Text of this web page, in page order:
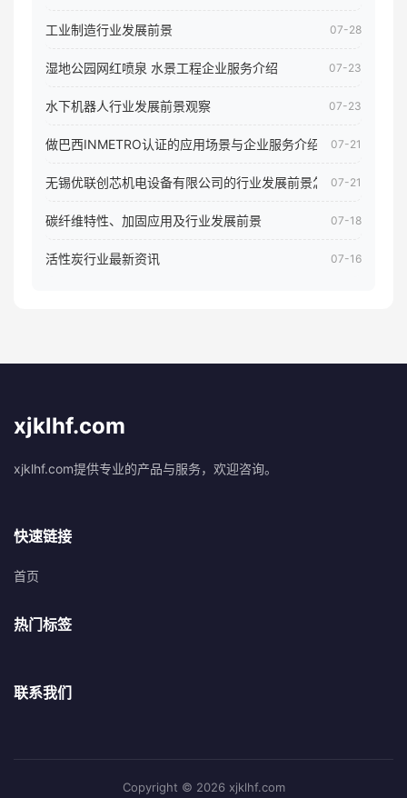
工业制造行业发展前景 07-28
湿地公园网红喷泉 水景工程企业服务介绍 07-23
水下机器人行业发展前景观察 07-23
做巴西INMETRO认证的应用场景与企业服务介绍 07-21
无锡优联创芯机电设备有限公司的行业发展前景怎样07-21
碳纤维特性、加固应用及行业发展前景 07-18
活性炭行业最新资讯 07-16
xjklhf.com
xjklhf.com提供专业的产品与服务，欢迎咨询。
快速链接
首页
热门标签
联系我们
Copyright © 2026 xjklhf.com